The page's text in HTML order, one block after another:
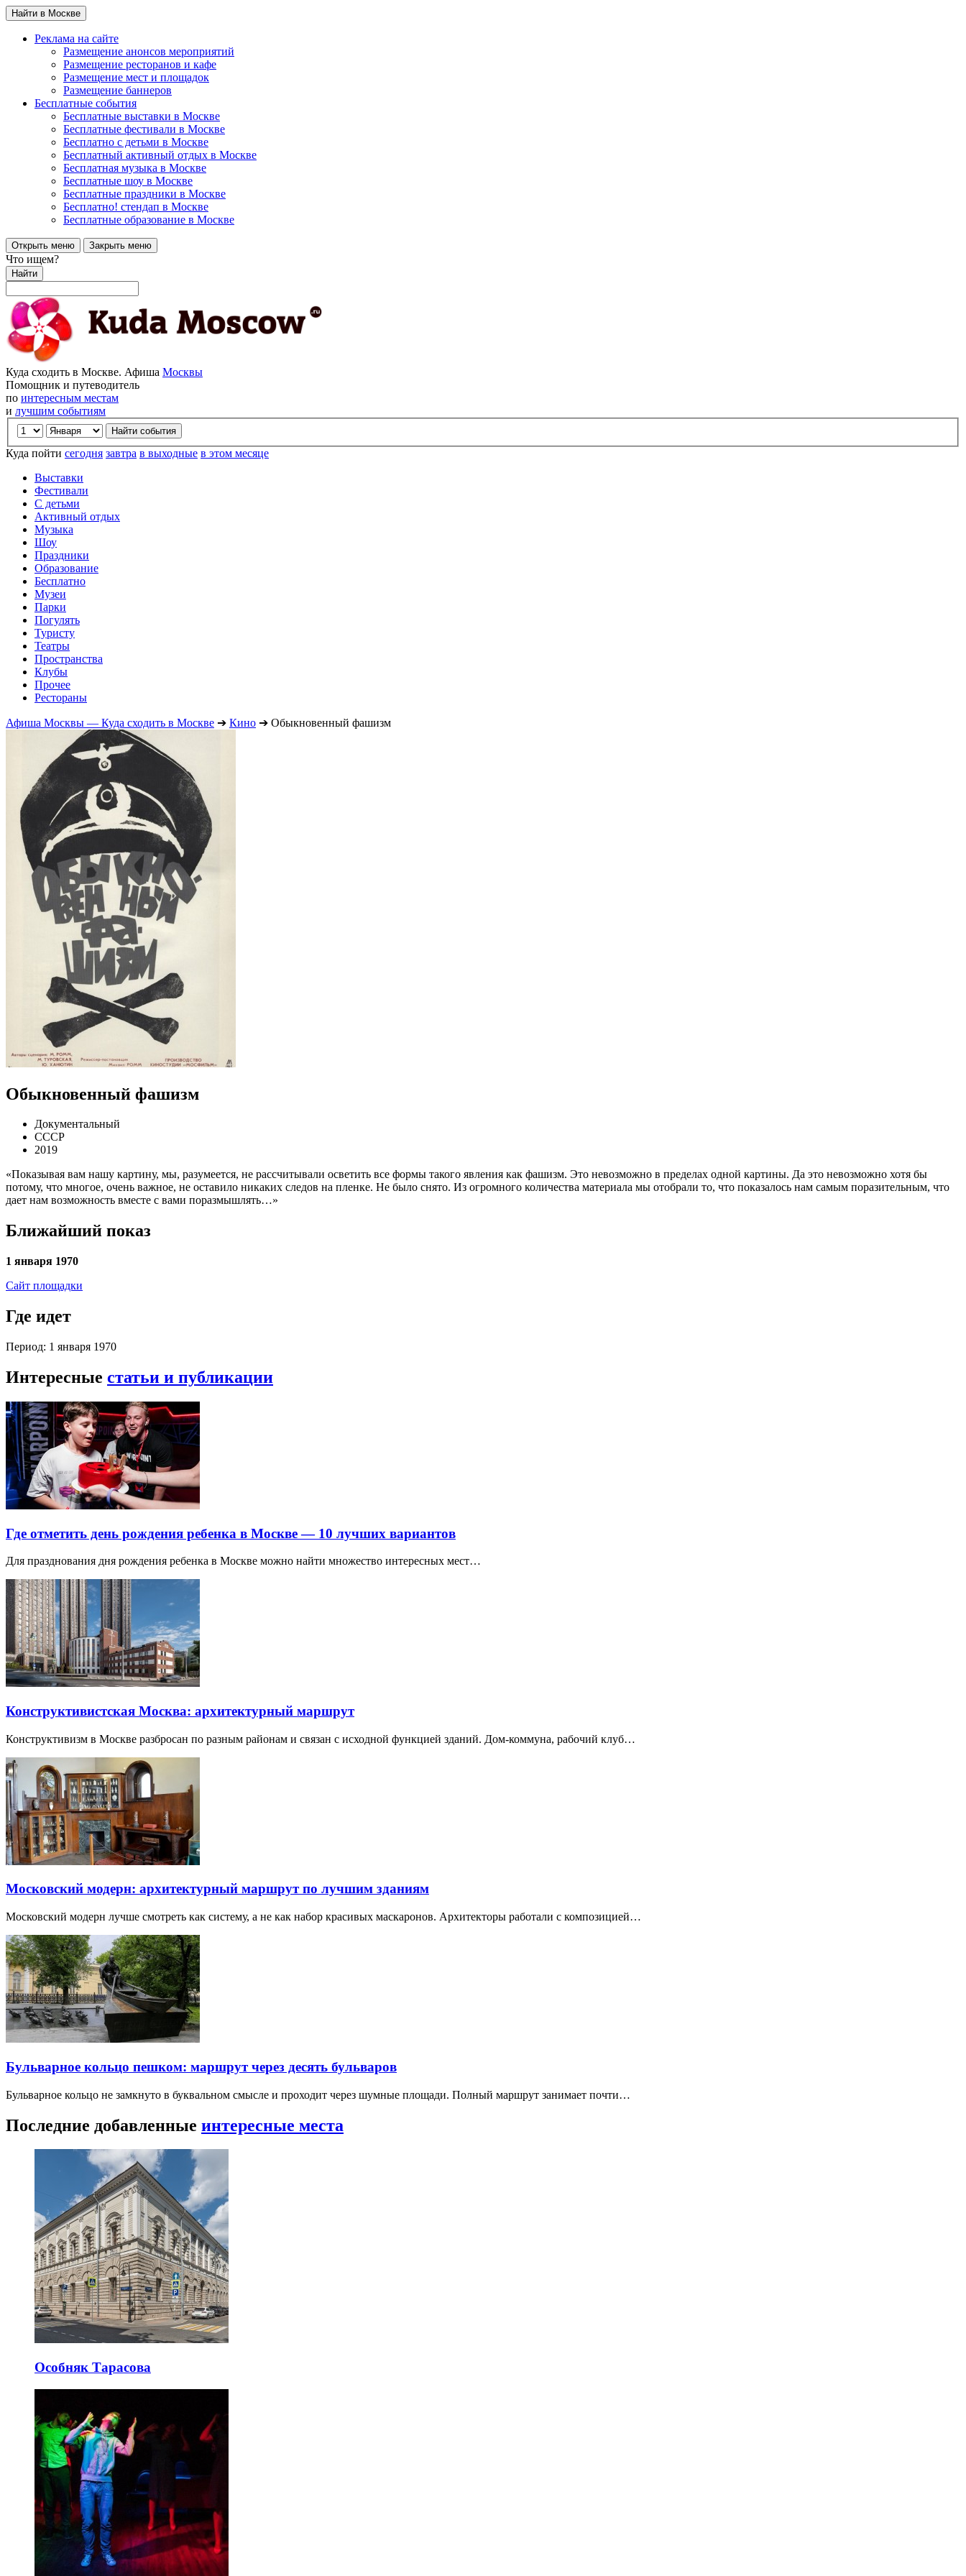
Найти в Москве
Реклама на сайте
Размещение анонсов мероприятий
Размещение ресторанов и кафе
Размещение мест и площадок
Размещение баннеров
Бесплатные события
Бесплатные выставки в Москве
Бесплатные фестивали в Москве
Бесплатно с детьми в Москве
Бесплатный активный отдых в Москве
Бесплатная музыка в Москве
Бесплатные шоу в Москве
Бесплатные праздники в Москве
Бесплатно! стендап в Москве
Бесплатные образование в Москве
Открыть меню Закрыть меню
Что ищем?
Найти
Куда сходить в Москве. Афиша Москвы
Помощник и путеводитель
по интересным местам
и лучшим событиям
Куда пойти сегодня завтра в выходные в этом месяце
Выставки
Фестивали
С детьми
Активный отдых
Музыка
Шоу
Праздники
Образование
Бесплатно
Музеи
Парки
Погулять
Туристу
Театры
Пространства
Клубы
Прочее
Рестораны
Афиша Москвы — Куда сходить в Москве ➔ Кино ➔ Обыкновенный фашизм
Обыкновенный фашизм
Документальный
СССР
2019
«Показывая вам нашу картину, мы, разумеется, не рассчитывали осветить все формы такого явления как фашизм. Это невозможно в пределах одной картины. Да это невозможно хотя бы
потому, что многое, очень важное, не оставило никаких следов на пленке. Не было снято. Из огромного количества материала мы отобрали то, что показалось нам самым поразительным, что
дает нам возможность вместе с вами поразмышлять…»
Ближайший показ
1 января 1970
Сайт площадки
Где идет
Период: 1 января 1970
Интересные статьи и публикации
Где отметить день рождения ребенка в Москве — 10 лучших вариантов
Для празднования дня рождения ребенка в Москве можно найти множество интересных мест…
Конструктивистская Москва: архитектурный маршрут
Конструктивизм в Москве разбросан по разным районам и связан с исходной функцией зданий. Дом-коммуна, рабочий клуб…
Московский модерн: архитектурный маршрут по лучшим зданиям
Московский модерн лучше смотреть как систему, а не как набор красивых маскаронов. Архитекторы работали с композицией…
Бульварное кольцо пешком: маршрут через десять бульваров
Бульварное кольцо не замкнуто в буквальном смысле и проходит через шумные площади. Полный маршрут занимает почти…
Последние добавленные интересные места
Особняк Тарасова